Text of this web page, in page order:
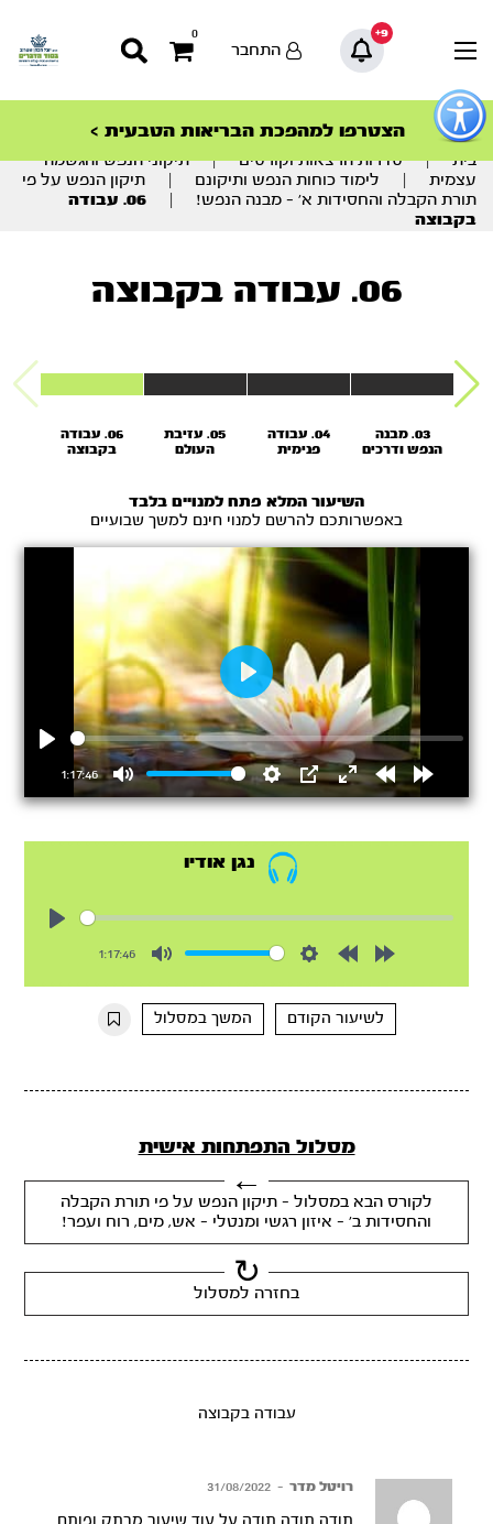
כפתור
לפתיחת
תפריט
9+
0
התחבר
סדרות הפודקאסטים
הסדרה המובילה החודש – דרך המלך
ספרו החדש של הרב יובל – אורות וכלים – אור
המועדים
הצטרפו למהפכת הבריאות הטבעית >
סדרות הפודקאסטים
הסדרה המובילה החודש – דרך המלך
תוכן
מרכזי
בית | סדרות הרצאות וקורסים |
תיקוני הנפש והגשמה
עצמית
לימוד כוחות הנפש ותיקונם
תיקון הנפש על פי
תורת הקבלה והחסידות א’ – מבנה הנפש!
06. עבודה
בקבוצה
06. עבודה בקבוצה
03. מבנה
הנפש ודרכים
04. עבודה
פנימית
05. עזיבת
העולם
לעולם
האמיתי
06. עבודה
בקבוצה
השיעור המלא פתח למנויים בלבד
באפשרותכם להרשם למנוי חינם למשך שבועיים
Play
1:17:46
Mute Settings
PIP
EnterRewindForward
Play
נגן אודיו
1:17:46
10s
10s
לשיעור הקודם
המשך במסלול
מסלול התפתחות אישית
לקורס הבא במסלול - תיקון הנפש על פי תורת הקבלה
והחסידות ב’ - איזון רגשי ומנטלי - אש, מים, רוח ועפר!
בחזרה למסלול
עבודה בקבוצה
רויטל מדר –
31/08/2022
תודה תודה תודה על עוד שיעור מרתק ופותח